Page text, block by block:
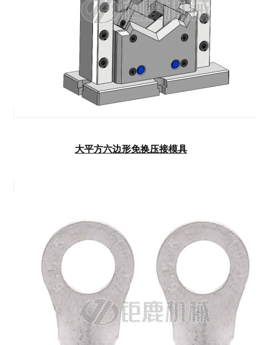
大平方六边形免换压接模具